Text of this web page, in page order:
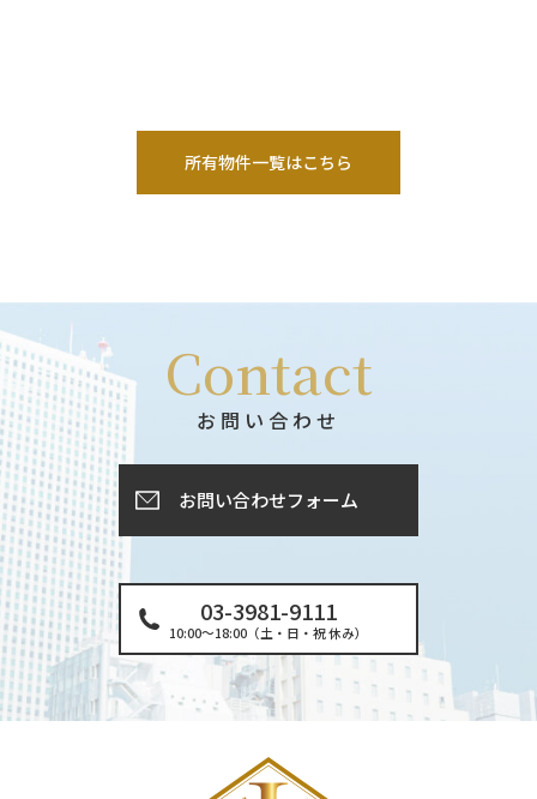
所有物件一覧はこちら
Contact
お問い合わせ
お問い合わせフォーム
03-3981-9111
10:00〜18:00（土・日・祝 休み）